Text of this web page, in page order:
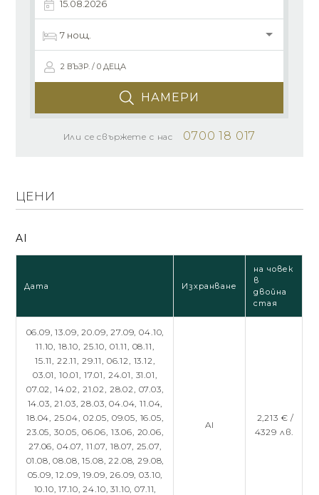
2 ВЪЗР. / 0 ДЕЦА
НАМЕРИ
Или се свържете с нас 0700 18 017
ЦЕНИ
AI
Дата Изхранване
на човек
в
двойна
стая
06.09,13.09,20.09,27.09,04.10,
11.10, 18.10, 25.10, 01.11, 08.11,
15.11, 22.11, 29.11, 06.12, 13.12,
03.01, 10.01, 17.01, 24.01, 31.01,
07.02, 14.02, 21.02, 28.02, 07.03,
14.03,21.03,28.03,04.04,11.04,
18.04, 25.04, 02.05, 09.05, 16.05,
23.05, 30.05, 06.06, 13.06, 20.06,
27.06, 04.07, 11.07, 18.07, 25.07,
01.08,08.08,15.08,22.08,29.08,
05.09,12.09,19.09,26.09,03.10,
10.10,17.10,24.10,31.10,07.11,
AI
2,213 € /
4329 лв.